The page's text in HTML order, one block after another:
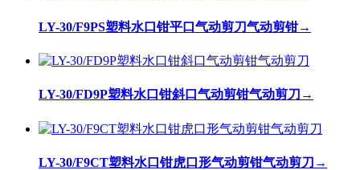
LY-30/F9PS塑料水口钳平口气动剪刀气动剪钳→
LY-30/FD9P塑料水口钳斜口气动剪钳气动剪刀 →
LY-30/F9CT塑料水口钳虎口形气动剪钳气动剪刀 →